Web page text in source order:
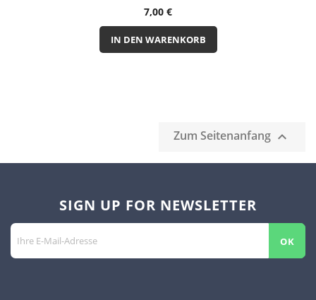
Preis
7,00 €
IN DEN WARENKORB
Zum Seitenanfang 
SIGN UP FOR NEWSLETTER